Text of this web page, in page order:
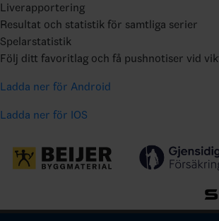
Liverapportering
Resultat och statistik för samtliga serier
Spelarstatistik
Följ ditt favoritlag och få pushnotiser vid
Ladda ner för Android
Ladda ner för IOS